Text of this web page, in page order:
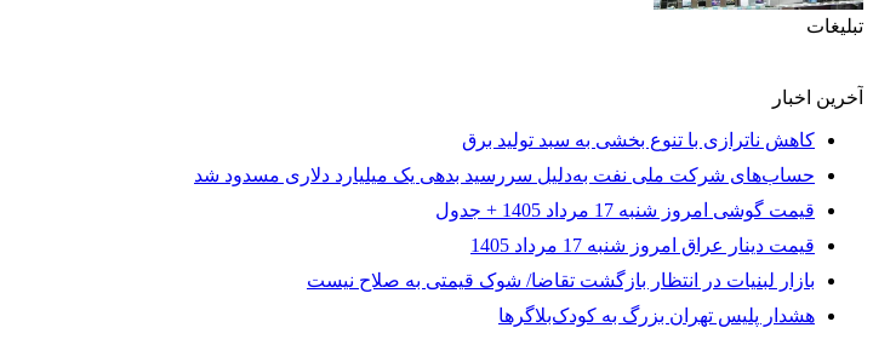
تبلیغات
آخرین اخبار
کاهش ناترازی با تنوع بخشی به سبد تولید برق
حساب‌های شرکت ملی نفت به‌دلیل سررسید بدهی یک میلیارد دلاری مسدود شد
قیمت گوشی امروز شنبه 17 مرداد 1405 + جدول
قیمت دینار عراق امروز شنبه 17 مرداد 1405
بازار لبنیات در انتظار بازگشت تقاضا/ شوک قیمتی به صلاح نیست
هشدار پلیس تهران بزرگ به کودک‌بلاگرها